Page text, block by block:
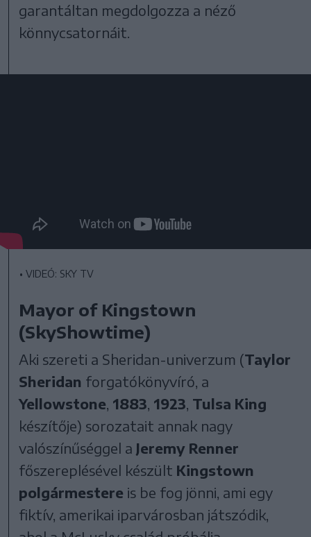
garantáltan megdolgozza a néző
könnycsatornáit.
• VIDEÓ: SKY TV
Mayor of Kingstown
(SkyShowtime)
Aki szereti a Sheridan-univerzum (Taylor
Sheridan forgatókönyvíró, a
Yellowstone 1883 1923 Tulsa King
készítője) sorozatait annak nagy
valószínűséggel a Jeremy Renner
főszereplésével készült Kingstown
polgármestere is be fog jönni, ami egy
fiktív, amerikai iparvárosban játszódik,